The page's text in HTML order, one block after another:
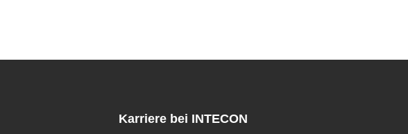
Karriere bei INTECON